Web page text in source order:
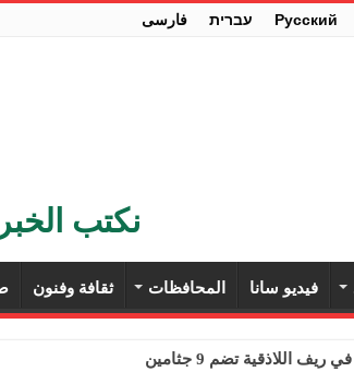
Pусский עברית فارسی
نكتب
فيديو سانا المحافظات ثقافة وفنون
اللاذقية تضم 9 جثامين